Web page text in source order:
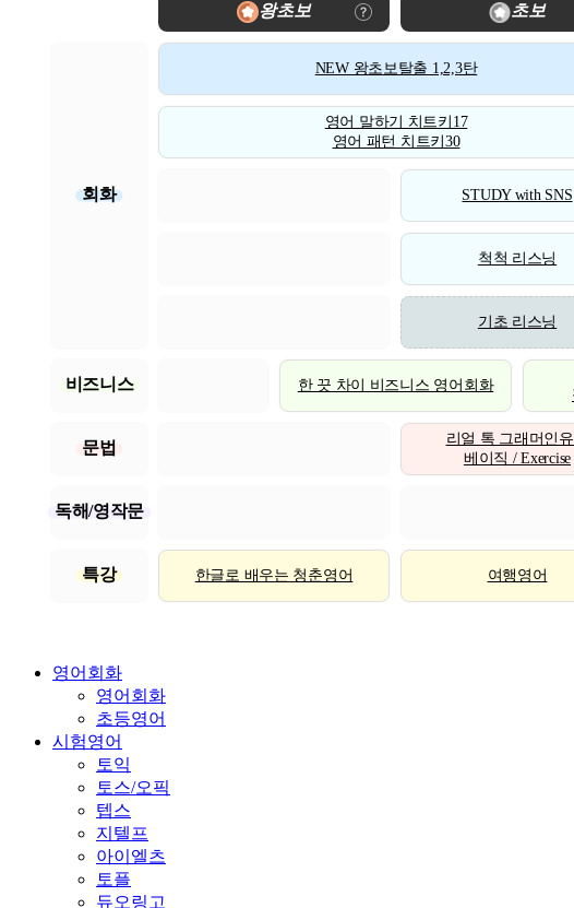
왕초보 초보
회화
NEW 왕초보탈출 1,2,3탄
영어 말하기 치트키17
영어 패턴 치트키30
STUDY with SNS
척척 리스닝
기초 리스닝
비즈니스 한 끗 차이 비즈니스 영어회화
문법
리얼 톡 그래머인
베이직 / Exercise
독해/영작문
특강 한글로 배우는 청춘영어 여행영어
영어회화
영어회화
초등영어
시험영어
토익
토스/오픽
텝스
지텔프
아이엘츠
토플
듀오링고